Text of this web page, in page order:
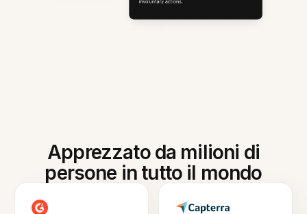
Apprezzato da milioni di
persone in tutto il mondo